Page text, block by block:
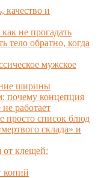
качество и
не прогадать
тело обратно, когда
мужское
ширины
почему концепция
работает
просто список блюд
склада» и
от клещей:
копий